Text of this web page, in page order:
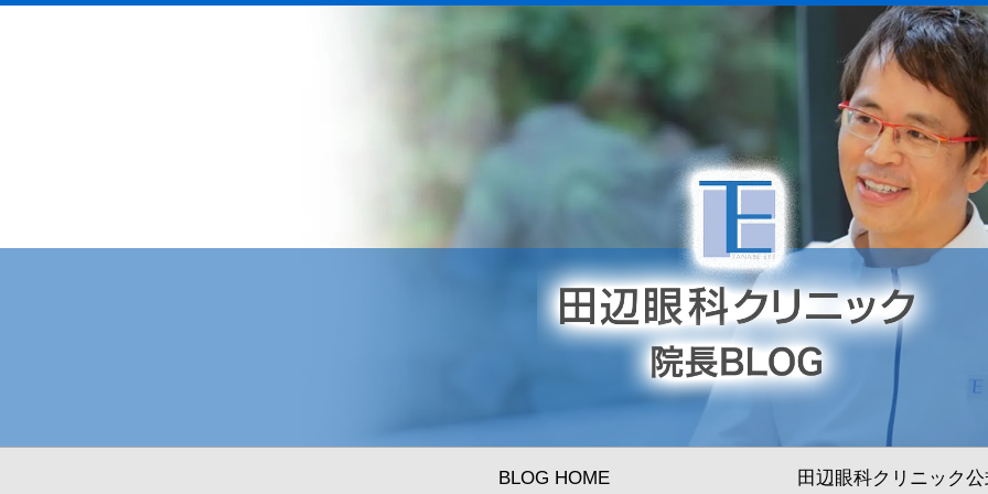
BLOG HOME 田辺眼科クリニック